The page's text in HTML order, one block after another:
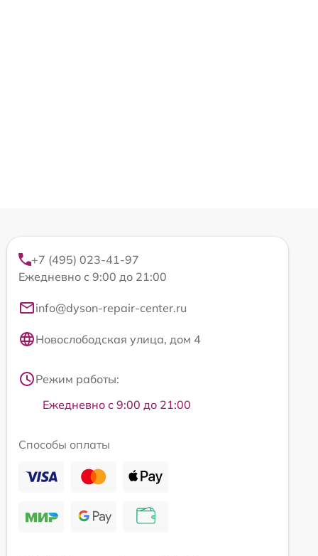
+7 (495) 023-41-97
Ежедневно с 9:00 до 21:00
info@dyson-repair-center.ru
Новослободская улица, дом 4
Режим работы:
Ежедневно с 9:00 до 21:00
Способы оплаты